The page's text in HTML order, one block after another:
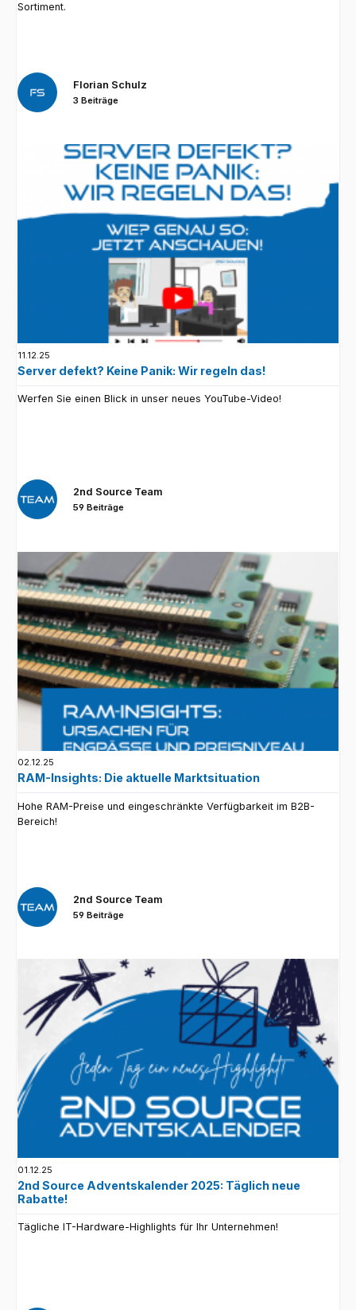
Sortiment.
Florian Schulz
3 Beiträge
11.12.25
Server defekt? Keine Panik: Wir regeln das!
Werfen Sie einen Blick in unser neues YouTube-Video!
2nd Source Team
59 Beiträge
02.12.25
RAM-Insights: Die aktuelle Marktsituation
Hohe RAM-Preise und eingeschränkte Verfügbarkeit im B2B-
Bereich!
2nd Source Team
59 Beiträge
01.12.25
2nd Source Adventskalender 2025: Täglich neue
Rabatte!
Tägliche IT-Hardware-Highlights für Ihr Unternehmen!